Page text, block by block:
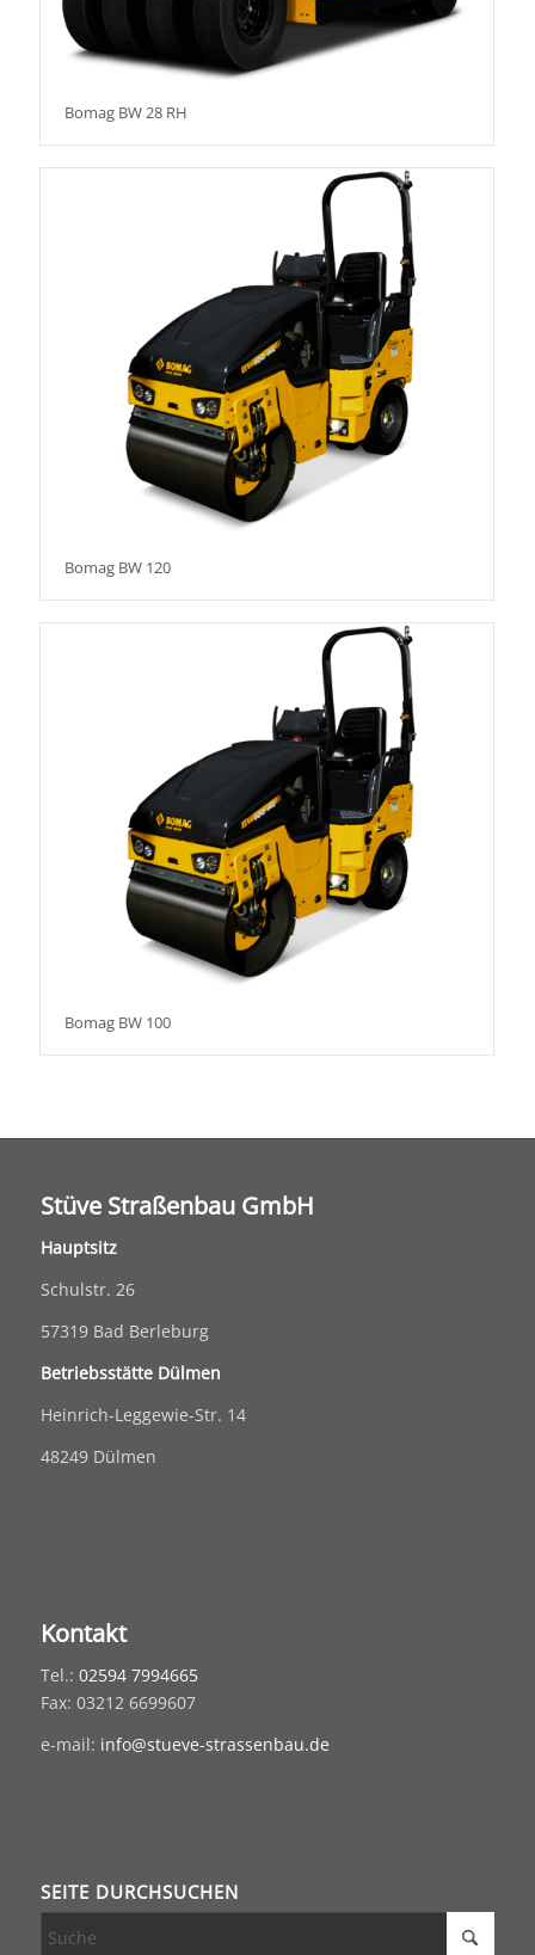
Bomag BW 28 RH
Bomag BW 120
Bomag BW 100
Stüve Straßenbau GmbH
Hauptsitz
Schulstr. 26
57319 Bad Berleburg
Betriebsstätte Dülmen
Heinrich-Leggewie-Str. 14
48249 Dülmen
Kontakt
Tel.: 02594 7994665
Fax: 03212 6699607
e-mail: info@stueve-strassenbau.de
SEITE DURCHSUCHEN